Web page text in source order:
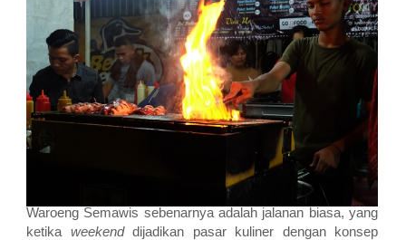
Waroeng Semawis sebenarnya adalah jalanan biasa, yang
ketika weekenddijadikan pasar kuliner dengan konsep